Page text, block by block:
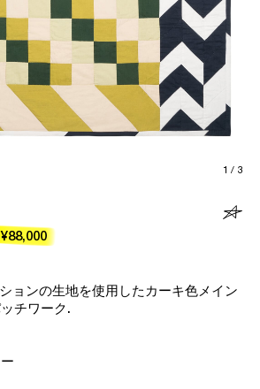
1 / 3
¥88,000
ョンの生地を使用したカーキ色メイン
チワーク.